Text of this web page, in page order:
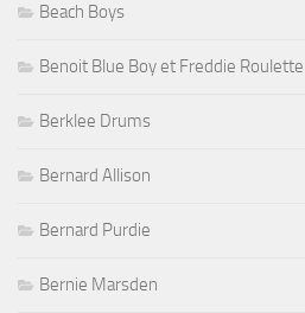
Beach Boys
Benoit Blue Boy et Freddie Roulette
Berklee Drums
Bernard Allison
Bernard Purdie
Bernie Marsden